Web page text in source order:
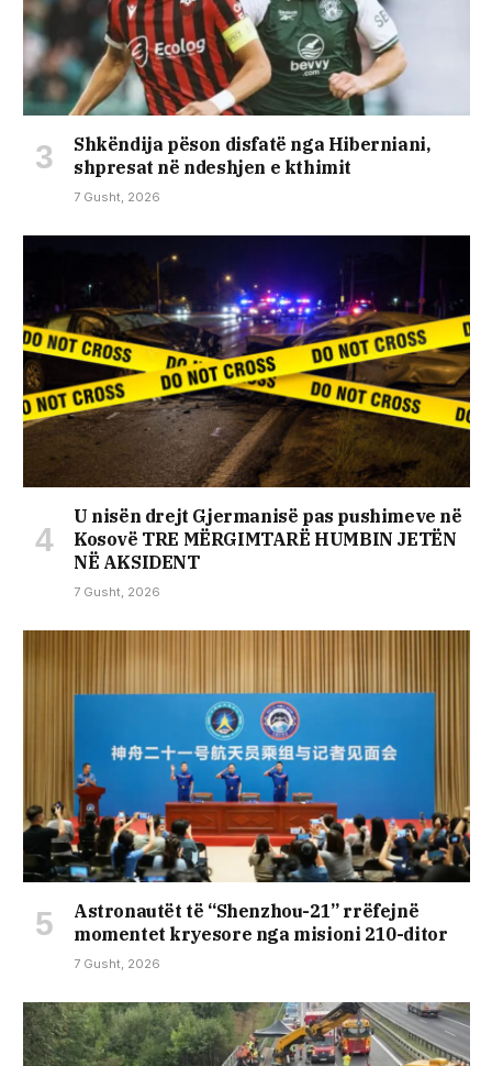
Shkëndija pëson disfatë nga Hiberniani,
shpresat në ndeshjen e kthimit
7 Gusht, 2026
U nisën drejt Gjermanisë pas pushimeve në
Kosovë TRE MËRGIMTARË HUMBIN JETËN
NË AKSIDENT
7 Gusht, 2026
Astronautët të “Shenzhou-21” rrëfejnë
momentet kryesore nga misioni 210-ditor
7 Gusht, 2026